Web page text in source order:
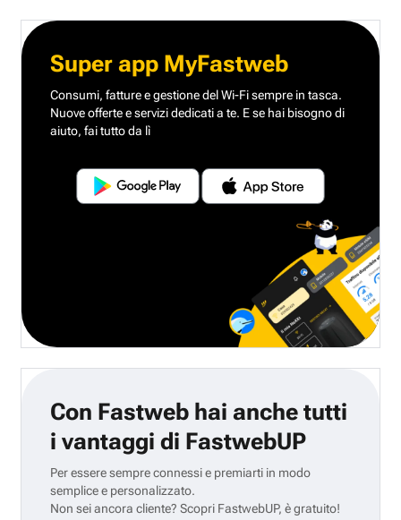
Super app MyFastweb
Consumi, fatture e gestione del Wi-Fi sempre in tasca.
Nuove offerte e servizi dedicati a te. E se hai bisogno di
aiuto, fai tutto da lì
Con Fastweb hai anche tutti
i vantaggi di FastwebUP
Per essere sempre connessi e premiarti in modo
semplice e personalizzato.
Non sei ancora cliente? Scopri FastwebUP, è gratuito!